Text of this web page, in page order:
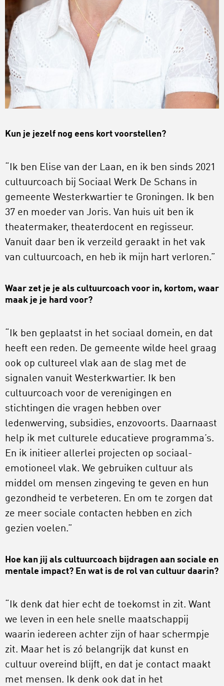
Kun je jezelf nog eens kort voorstellen?
“Ik ben Elise van der Laan, en ik ben sinds 2021
cultuurcoach bij Sociaal Werk De Schans in
gemeente Westerkwartier te Groningen. Ik ben
37 en moeder van Joris. Van huis uit ben ik
theatermaker, theaterdocent en regisseur.
Vanuit daar ben ik verzeild geraakt in het vak
van cultuurcoach, en heb ik mijn hart verloren.”
Waar zet je je als cultuurcoach voor in, kortom, waar
maak je je hard voor?
“Ik ben geplaatst in het sociaal domein, en dat
heeft een reden. De gemeente wilde heel graag
ook op cultureel vlak aan de slag met de
signalen vanuit Westerkwartier. Ik ben
cultuurcoach voor de verenigingen en
stichtingen die vragen hebben over
ledenwerving, subsidies, enzovoorts. Daarnaast
help ik met culturele educatieve programma’s.
En ik initieer allerlei projecten op sociaal-
emotioneel vlak. We gebruiken cultuur als
middel om mensen zingeving te geven en hun
gezondheid te verbeteren. En om te zorgen dat
ze meer sociale contacten hebben en zich
gezien voelen.”
Hoe kan jij als cultuurcoach bijdragen aan sociale en
mentale impact? En wat is de rol van cultuur daarin?
“Ik denk dat hier echt de toekomst in zit. Want
we leven in een hele snelle maatschappij
waarin iedereen achter zijn of haar schermpje
zit. Maar het is zó belangrijk dat kunst en
cultuur overeind blijft, en dat je contact maakt
met mensen. Ik denk ook dat in het